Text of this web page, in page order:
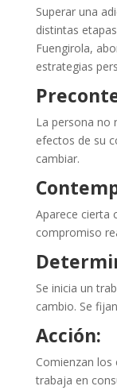
Superar una
distintas
Fuengirola,
estrategias
La persona no
efectos de su
cambiar.
Aparece cierta
compromiso
Se inicia un
cambio. Se
Acción:
Comienzan los
trabaja en